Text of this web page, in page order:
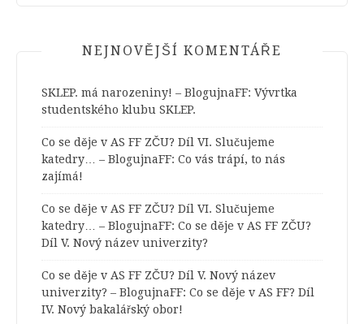
NEJNOVĚJŠÍ KOMENTÁŘE
SKLEP. má narozeniny! – BlogujnaFF: Vývrtka
studentského klubu SKLEP.
Co se děje v AS FF ZČU? Díl VI. Slučujeme
katedry… – BlogujnaFF: Co vás trápí, to nás
zajímá!
Co se děje v AS FF ZČU? Díl VI. Slučujeme
katedry… – BlogujnaFF: Co se děje v AS FF ZČU?
Díl V. Nový název univerzity?
Co se děje v AS FF ZČU? Díl V. Nový název
univerzity? – BlogujnaFF: Co se děje v AS FF? Díl
IV. Nový bakalářský obor!